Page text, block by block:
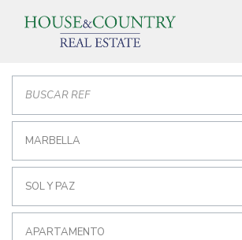
MARBELLA
SOL Y PAZ
APARTAMENTO